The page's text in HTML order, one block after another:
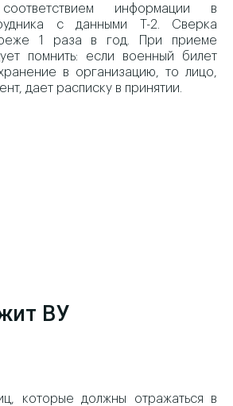
информации в
с данными Т-2. Сверка
1 раза в год. При приеме
помнить: если военный билет
в организацию, то лицо,
дает расписку в принятии.
ВУ
которые должны отражаться в